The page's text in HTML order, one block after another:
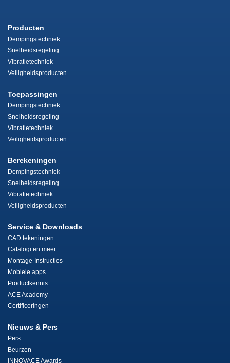
Producten
Dempingstechniek
Snelheidsregeling
Vibratietechniek
Veiligheidsproducten
Toepassingen
Dempingstechniek
Snelheidsregeling
Vibratietechniek
Veiligheidsproducten
Berekeningen
Dempingstechniek
Snelheidsregeling
Vibratietechniek
Veiligheidsproducten
Service & Downloads
CAD tekeningen
Catalogi en meer
Montage-Instructies
Mobiele apps
Productkennis
ACE Academy
Certificeringen
Nieuws & Pers
Pers
Beurzen
INNOVACE Awards